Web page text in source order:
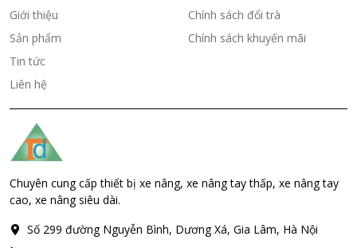
Giới thiệu
Sản phẩm
Tin tức
Liên hệ
Chính sách đổi trà
Chính sách khuyến mãi
Chuyên cung cấp thiết bị xe nâng, xe nâng tay thấp, xe nâng tay
cao, xe nâng siêu dài.
Số 299 đường Nguyễn Bình, Dương Xá, Gia Lâm, Hà Nội